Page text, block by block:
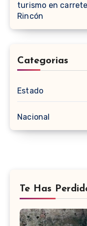
turismo en
Rincón
Categorias
Estado
Nacional
Te Has